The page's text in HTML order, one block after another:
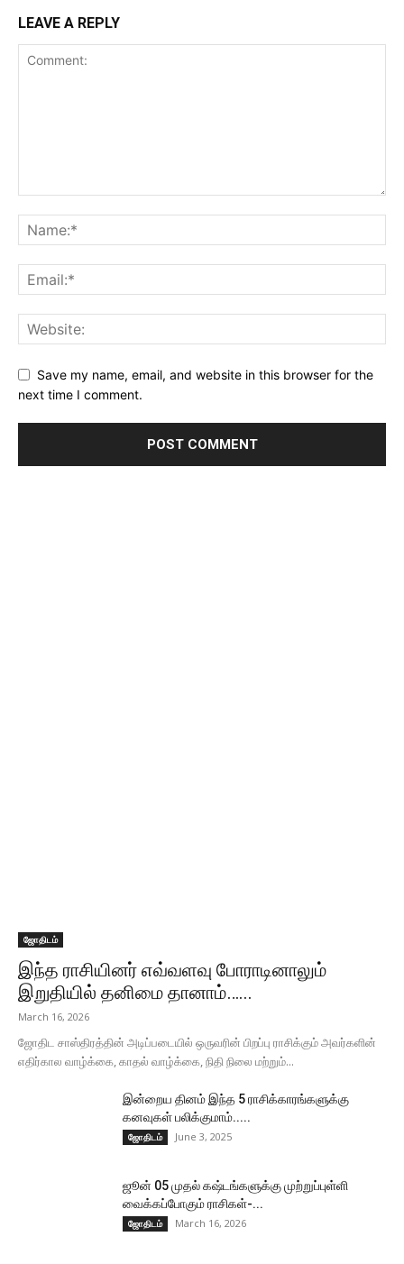
LEAVE A REPLY
Save my name, email, and website in this browser for the
next time I comment.
ஜோதிடம்
இந்த ராசியினர் எவ்வளவு போராடினாலும்
இறுதியில் தனிமை தானாம்…...
March 16, 2026
ஜோதிட சாஸ்திரத்தின் அடிப்படையில் ஒருவரின் பிறப்பு ராசிக்கும் அவர்களின்
எதிர்கால வாழ்க்கை, காதல் வாழ்க்கை, நிதி நிலை மற்றும்...
இன்றைய தினம் இந்த 5 ராசிக்காரங்களுக்கு
கனவுகள் பலிக்குமாம்.....
ஜோதிடம் June 3, 2025
ஜூன் 05 முதல் கஷ்டங்களுக்கு முற்றுப்புள்ளி
வைக்கப்போகும் ராசிகள்-...
ஜோதிடம் March 16, 2026